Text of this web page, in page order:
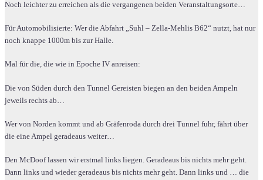
Noch leichter zu erreichen als die vergangenen beiden Veranstaltungsorte…
Für Automobilisierte: Wer die Abfahrt „Suhl – Zella-Mehlis B62“ nutzt, hat nur
noch knappe 1000m bis zur Halle.
Mal für die, die wie in Epoche IV anreisen:
Die von Süden durch den Tunnel Gereisten biegen an den beiden Ampeln
jeweils rechts ab…
Wer von Norden kommt und ab Gräfenroda durch drei Tunnel fuhr, fährt über
die eine Ampel geradeaus weiter…
Den McDoof lassen wir erstmal links liegen. Geradeaus bis nichts mehr geht.
Dann links und wieder geradeaus bis nichts mehr geht. Dann links und … die